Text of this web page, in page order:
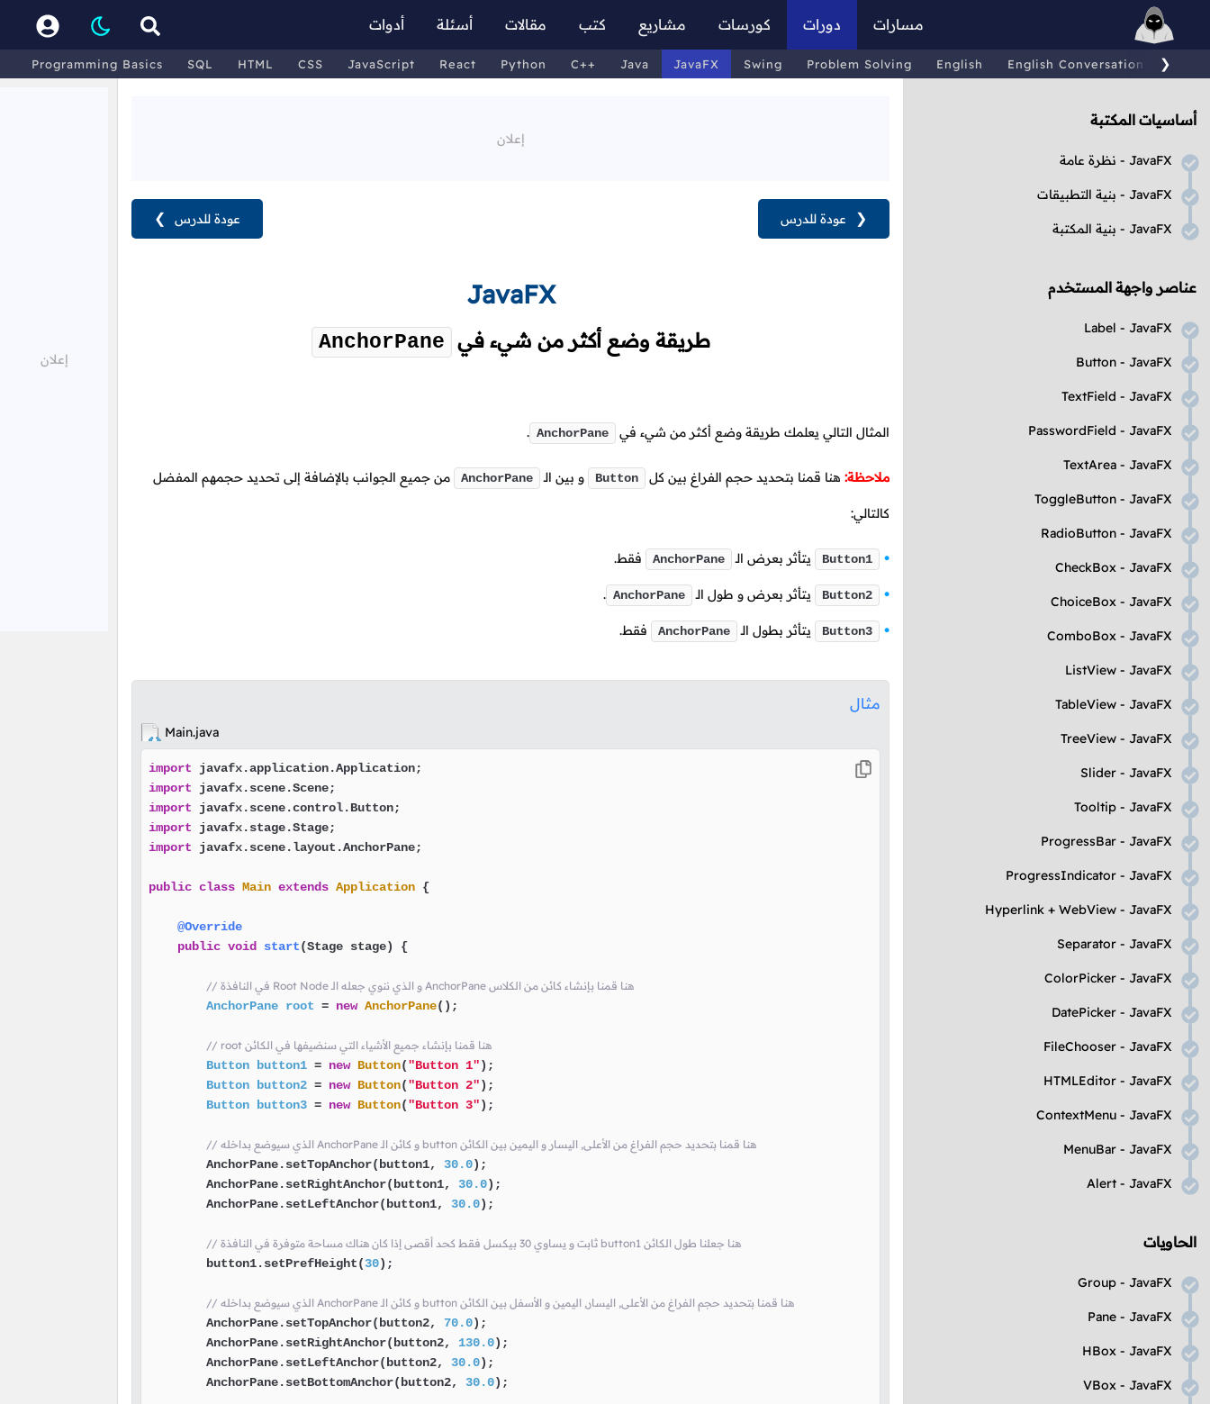
مسارات دورات كورسات مشاريع كتب مقالات أسئلة أدوات
Programming Basics SQL HTML CSS JavaScript React Python C++ Java JavaFX Swing Problem Solving English English Conversations ❯
أساسيات المكتبة
JavaFX - نظرة عامة
JavaFX - بنية التطبيقات
JavaFX - بنية المكتبة
عناصر واجهة المستخدم
JavaFX
-
Label
JavaFX
-
Button
JavaFX
-
TextField
JavaFX
-
PasswordField
JavaFX
-
TextArea
JavaFX
-
ToggleButton
JavaFX
-
RadioButton
JavaFX
-
CheckBox
JavaFX
-
ChoiceBox
JavaFX
-
ComboBox
JavaFX
-
ListView
JavaFX
-
TableView
JavaFX
-
TreeView
JavaFX
-
Slider
JavaFX
-
Tooltip
JavaFX
-
ProgressBar
JavaFX
-
ProgressIndicator
JavaFX
-
WebView
+
Hyperlink
JavaFX
-
Separator
JavaFX
-
ColorPicker
JavaFX
-
DatePicker
JavaFX
-
FileChooser
JavaFX
-
HTMLEditor
JavaFX
-
ContextMenu
JavaFX
-
MenuBar
JavaFX
-
Alert
الحاويات
JavaFX
-
Group
JavaFX
-
Pane
JavaFX
-
HBox
JavaFX
-
VBox
عودة للدرس ❯ ❮ عودة للدرس
JavaFX
طريقة وضع أكثر من شيء في AnchorPane
المثال التالي يعلمك طريقة وضع أكثر من شيء في AnchorPane
.
ملاحظة: هنا قمنا بتحديد حجم الفراغ بين كل Button و بين الـ AnchorPane من جميع الجوانب بالإضافة إلى تحديد حجمهم المفضل
كالتالي:
Button1 يتأثر بعرض الـ AnchorPane فقط.
Button2 يتأثر بعرض و طول الـ AnchorPane
.
Button3 يتأثر بطول الـ AnchorPane فقط.
مثال
Main.java
import
import
import
import
import javafx.scene.layout.AnchorPane;
public class Main extends Application {
@Override
public void start(Stage stage) {
// في النافذة Root Node و الذي ننوي جعله الـ AnchorPane هنا قمنا بإنشاء كائن من الكلاس
AnchorPane root = new AnchorPane();
// root هنا قمنا بإنشاء جميع الأشياء التي سنضيفها في الكائن
Button button1 = new Button("Button 1");
Button
button2 = new Button("Button 2");
Button
button3 = new Button("Button 3");
// الذي سيوضع بداخله AnchorPane و كائن الـ button هنا قمنا بتحديد حجم الفراغ من الأعلى, اليسار و اليمين بين الكائن
        AnchorPane.setTopAnchor(button1,
30.0);
        AnchorPane.setRightAnchor(button1,
30.0);
        AnchorPane.setLeftAnchor(button1,
30.0);
// ثابت و يساوي 30 بيكسل فقط كحد أقصى إذا كان هناك مساحة متوفرة في النافذة button1 هنا جعلنا طول الكائن
        button1.setPrefHeight(
30);
// الذي سيوضع بداخله AnchorPane و كائن الـ button هنا قمنا بتحديد حجم الفراغ من الأعلى, اليسار, اليمين و الأسفل بين الكائن
        AnchorPane.setTopAnchor(button2,
70.0);
        AnchorPane.setRightAnchor(button2,
130.0);
        AnchorPane.setLeftAnchor(button2,
30.0);
        AnchorPane.setBottomAnchor(button2,
30.0);